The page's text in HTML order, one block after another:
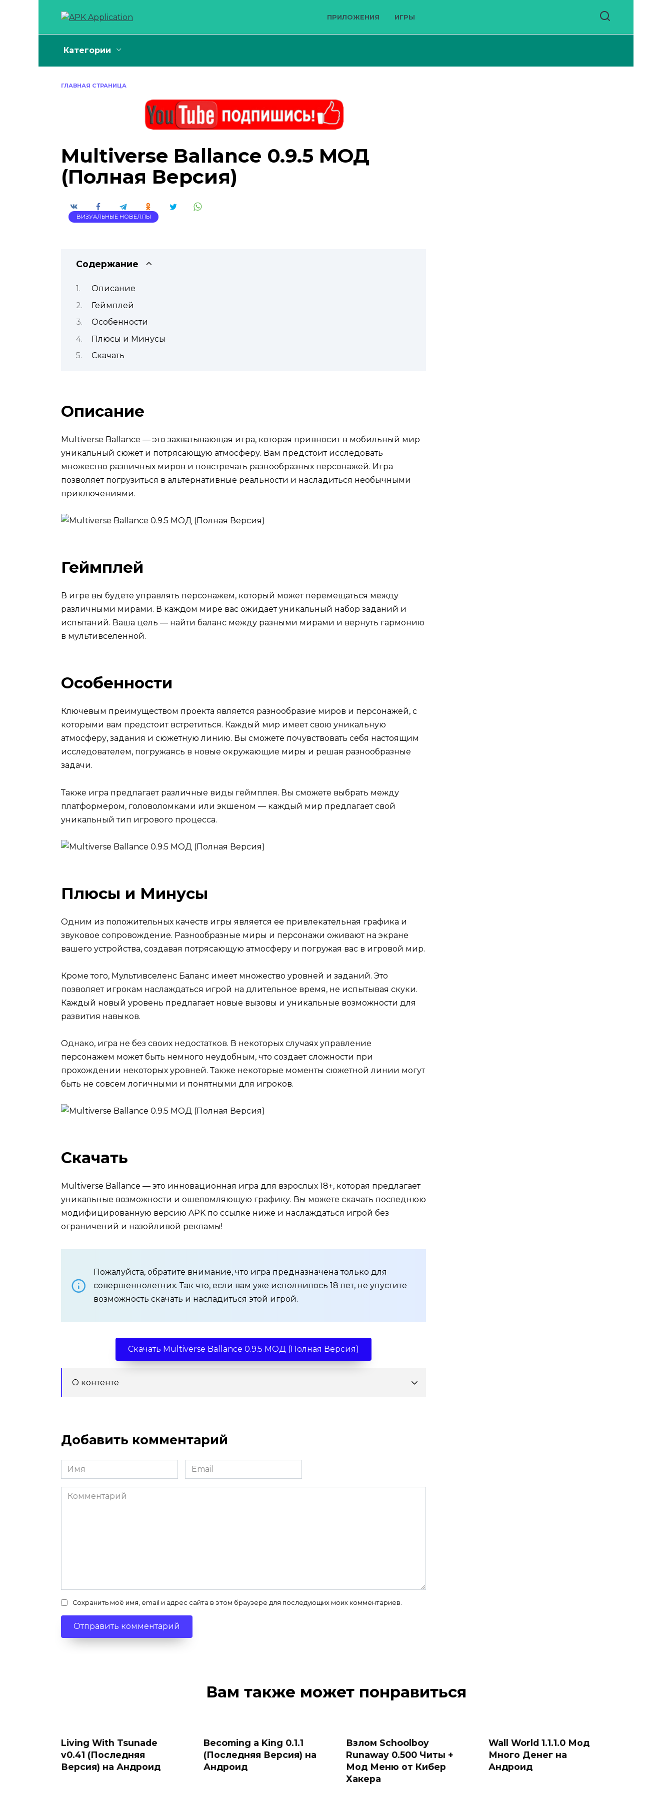
ПРИЛОЖЕНИЯ ИГРЫ
Категории
ГЛАВНАЯ СТРАНИЦА
Multiverse Ballance 0.9.5 МОД
(Полная Версия)
ВИЗУАЛЬНЫЕ НОВЕЛЛЫ
Содержание
Описание
Геймплей
Особенности
Плюсы и Минусы
Скачать
Описание
Multiverse Ballance — это захватывающая игра, которая привносит в мобильный мир
уникальный сюжет и потрясающую атмосферу. Вам предстоит исследовать
множество различных миров и повстречать разнообразных персонажей. Игра
позволяет погрузиться в альтернативные реальности и насладиться необычными
приключениями.
Геймплей
В игре вы будете управлять персонажем, который может перемещаться между
различными мирами. В каждом мире вас ожидает уникальный набор заданий и
испытаний. Ваша цель — найти баланс между разными мирами и вернуть гармонию
в мультивселенной.
Особенности
Ключевым преимуществом проекта является разнообразие миров и персонажей, с
которыми вам предстоит встретиться. Каждый мир имеет свою уникальную
атмосферу, задания и сюжетную линию. Вы сможете почувствовать себя настоящим
исследователем, погружаясь в новые окружающие миры и решая разнообразные
задачи.
Также игра предлагает различные виды геймплея. Вы сможете выбрать между
платформером, головоломками или экшеном — каждый мир предлагает свой
уникальный тип игрового процесса.
Плюсы и Минусы
Одним из положительных качеств игры является ее привлекательная графика и
звуковое сопровождение. Разнообразные миры и персонажи оживают на экране
вашего устройства, создавая потрясающую атмосферу и погружая вас в игровой мир.
Кроме того, Мультивселенс Баланс имеет множество уровней и заданий. Это
позволяет игрокам наслаждаться игрой на длительное время, не испытывая скуки.
Каждый новый уровень предлагает новые вызовы и уникальные возможности для
развития навыков.
Однако, игра не без своих недостатков. В некоторых случаях управление
персонажем может быть немного неудобным, что создает сложности при
прохождении некоторых уровней. Также некоторые моменты сюжетной линии могут
быть не совсем логичными и понятными для игроков.
Скачать
Multiverse Ballance — это инновационная игра для взрослых 18+, которая предлагает
уникальные возможности и ошеломляющую графику. Вы можете скачать последнюю
модифицированную версию APK по ссылке ниже и наслаждаться игрой без
ограничений и назойливой рекламы!
Пожалуйста, обратите внимание, что игра предназначена только для
совершеннолетних. Так что, если вам уже исполнилось 18 лет, не упустите
возможность скачать и насладиться этой игрой.
Скачать Multiverse Ballance 0.9.5 МОД (Полная Версия)
О контенте
Добавить комментарий
Имя
*
Email
*
Комментарий
Сохранить моё имя, email и адрес сайта в этом браузере для последующих моих комментариев.
Вам также может понравиться
Living With Tsunade
v0.41 (Последняя
Версия) на Андроид
Becoming a King 0.1.1
(Последняя Версия) на
Андроид
Взлом Schoolboy
Runaway 0.500 Читы +
Мод Меню от Кибер
Хакера
Wall World 1.1.1.0 Мод
Много Денег на
Андроид